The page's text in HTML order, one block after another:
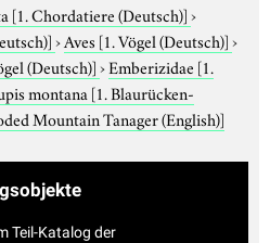
[1. Chordatiere (Deutsch)]›
›Aves [1. Vögel (Deutsch)]›
(Deutsch)]›Emberizidae [1.
montana [1. Blaurücken-
Mountain Tanager (English)]
Teil-Katalog der